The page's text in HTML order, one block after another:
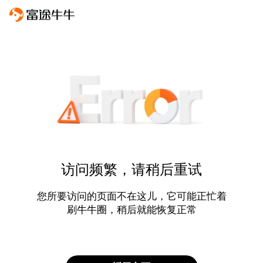
访问频繁，请稍后重试
您所要访问的页面不在这儿，它可能正忙着
刷牛牛圈，稍后就能恢复正常